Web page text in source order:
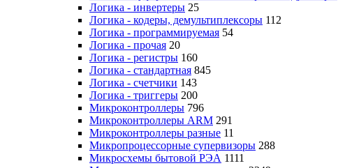
Логика - инвертеры 25
Логика - кодеры, демультиплексоры 112
Логика - программируемая 54
Логика - прочая 20
Логика - регистры 160
Логика - стандартная 845
Логика - счетчики 143
Логика - триггеры 200
Микроконтроллеры 796
Микроконтроллеры ARM 291
Микроконтроллеры разные 11
Микропроцессорные супервизоры 288
Микросхемы бытовой РЭА 1111